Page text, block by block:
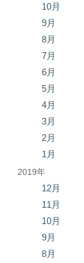
10月
9月
8月
7月
6月
5月
4月
3月
2月
1月
2019年
12月
11月
10月
9月
8月